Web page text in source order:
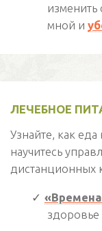
изменить
мной и
ЛЕЧЕБНОЕ
Узнайте, как
научитесь
дистанционных